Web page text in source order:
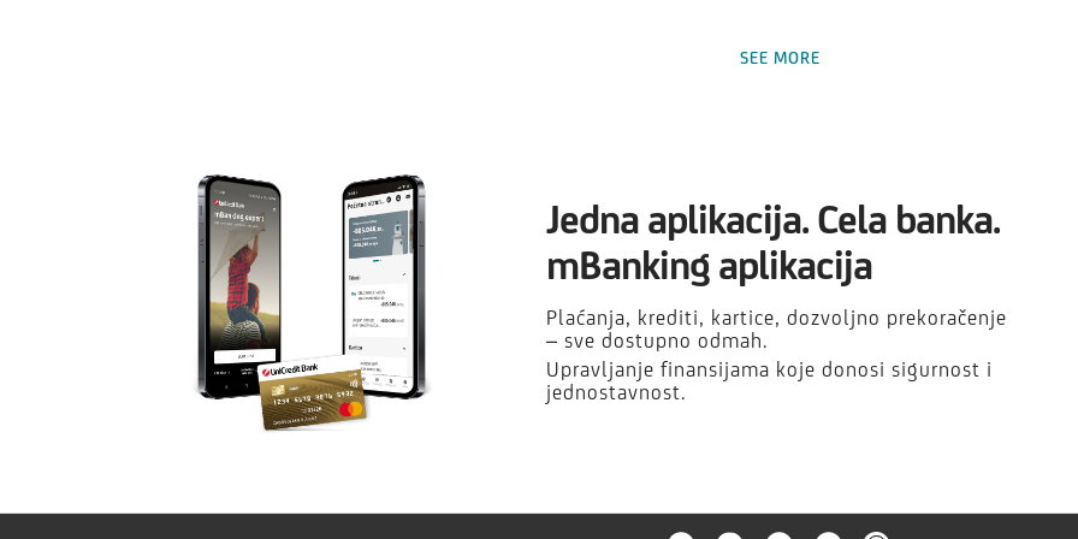
SEE MORE
KO SVE MOŽE DA ZAKLJUČI OSIGURANJE?
OD ČEGA ZAVISI CENA OSIGURANJA?
KOME MOGU DA SE OBRATIM ZA POMOĆ OKO PRIJAVE NEZGODE?
Jedna aplikacija. Cela banka.
mBanking aplikacija
Plaćanja, krediti, kartice, dozvoljno prekoračenje
– sve dostupno odmah.
Upravljanje finansijama koje donosi sigurnost i
jednostavnost.